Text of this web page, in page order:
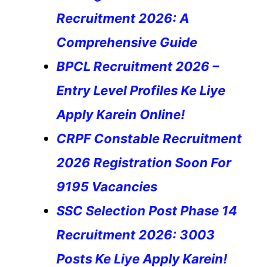
Recruitment 2026: A
Comprehensive Guide
BPCL Recruitment 2026 –
Entry Level Profiles Ke Liye
Apply Karein Online!
CRPF Constable Recruitment
2026 Registration Soon For
9195 Vacancies
SSC Selection Post Phase 14
Recruitment 2026: 3003
Posts Ke Liye Apply Karein!